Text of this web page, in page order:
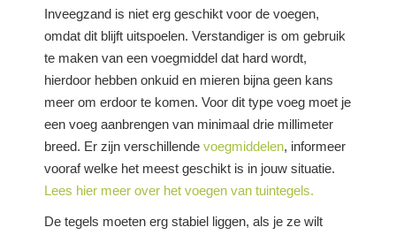
Inveegzand is niet erg geschikt voor de voegen,
omdat dit blijft uitspoelen. Verstandiger is om gebruik
te maken van een voegmiddel dat hard wordt,
hierdoor hebben onkuid en mieren bijna geen kans
meer om erdoor te komen. Voor dit type voeg moet je
een voeg aanbrengen van minimaal drie millimeter
breed. Er zijn verschillende voegmiddelen, informeer
vooraf welke het meest geschikt is in jouw situatie.
Lees hier meer over het voegen van tuintegels.
De tegels moeten erg stabiel liggen, als je ze wilt